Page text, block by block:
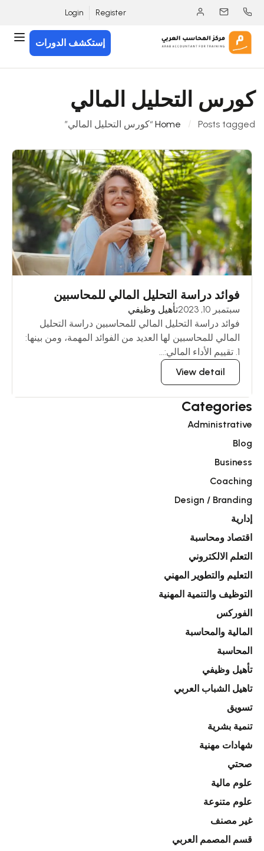
Register
Login
إستكشف الدورات
كورس التحليل المالي
Home Posts tagged “كورس التحليل المالي”
فوائد دراسة التحليل المالي للمحاسبين
سبتمبر 10, 2023
تأهيل وظيفي
فوائد دراسة التحليل المالي للمحاسبين دراسة التحليل
المالي للمحاسبين لها العديد من الفوائد المهمة، ومن بينها:
1. تقييم الأداء المالي:...
View detail
Categories
Administrative
Blog
Business
Coaching
Design / Branding
إدارية
اقتصاد ومحاسبة
التعلم الالكتروني
التعليم والتطوير المهني
التوظيف والتنمية المهنية
الفوركس
المالية والمحاسبة
المحاسبة
تأهيل وظيفي
تاهيل الشباب العربي
تسويق
تنمية بشرية
شهادات مهنية
صحتي
علوم مالية
علوم متنوعة
غير مصنف
قسم المصمم العربي